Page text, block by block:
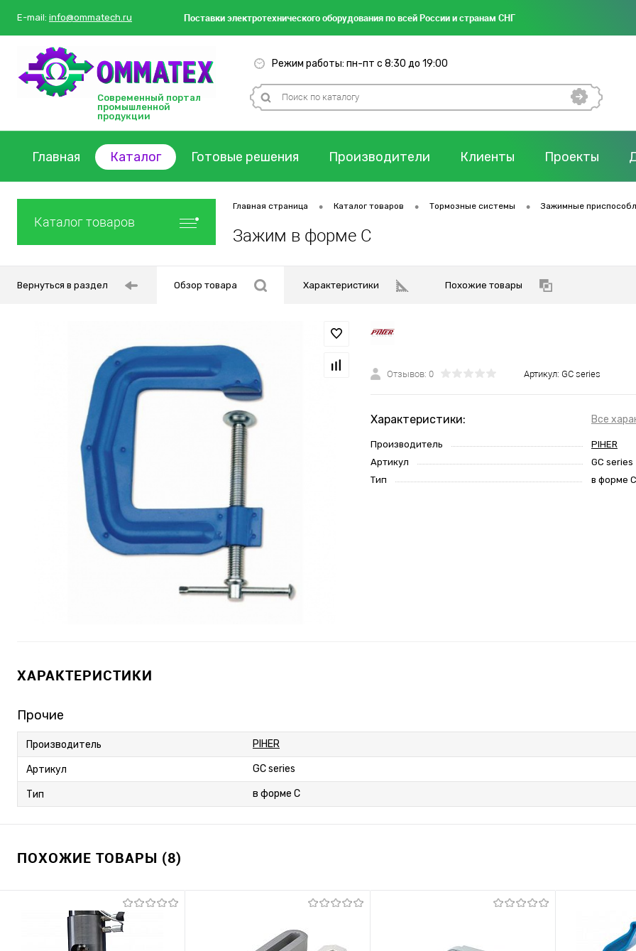
E-mail: info@ommatech.ru Поставкиэлектротехнического оборудования по всей России и странам СНГ
Современный портал
промышленной
продукции
Режим работы: пн-пт с 8:30 до 19:00
Главная Каталог Готовые решения Производители Клиенты Проекты
Каталог товаров
Главная страница • Каталог товаров • Тормозные системы • Зажимные
Зажим в форме C
Вернуться в раздел Обзор товара Характеристики Похожие товары
Отзывов: 0 Артикул: GC series
Характеристики: Все
Производитель
PIHER
Артикул
GC series
Тип
в форме C
ХАРАКТЕРИСТИКИ
Прочие
Производитель PIHER
Артикул GC series
Тип в форме C
ПОХОЖИЕ ТОВАРЫ (8)